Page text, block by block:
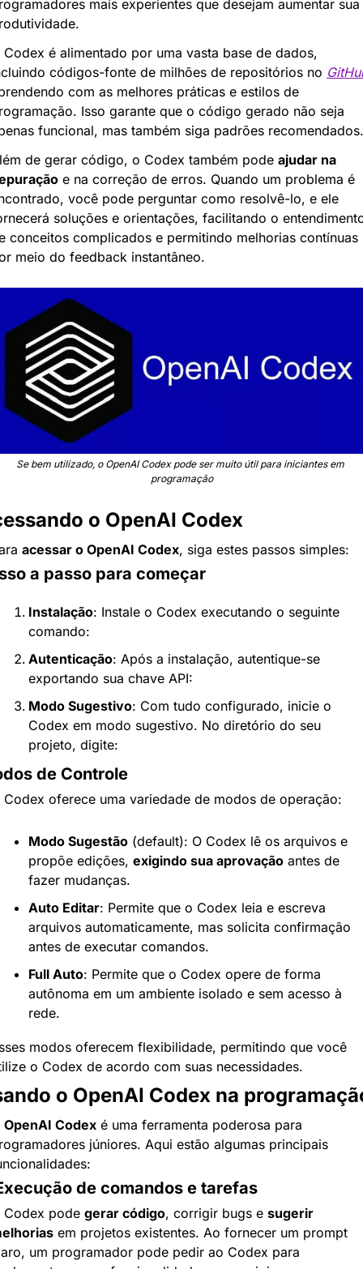
mais experientes que desejam aumentar sua
Codex é alimentado por uma vasta base de dados,
códigos-fonte de milhões de repositórios no
com as melhores práticas e estilos de
Isso garante que o código gerado não seja
funcional, mas também siga padrões recomendados.
de gerar código, o Codex também pode ajudar na
e na correção de erros. Quando um problema é
você pode perguntar como resolvê-lo, e ele
soluções e orientações, facilitando o
conceitos complicados e permitindo melhorias contínuas
meio do feedback instantâneo.
Se bem utilizado, o OpenAI Codex pode ser muito útil para iniciantes em
programação
o OpenAI Codex
acessar o OpenAI Codex, siga estes passos simples:
a passo para começar
Instalação: Instale o Codex executando o seguinte
comando:
Autenticação: Após a instalação, autentique-se
exportando sua chave API:
Modo Sugestivo: Com tudo configurado, inicie o
Codex em modo sugestivo. No diretório do seu
projeto, digite:
de Controle
Codex oferece uma variedade de modos de operação:
Modo Sugestão (default): O Codex lê os arquivos e
propõe edições, exigindo sua aprovação antes de
fazer mudanças.
Auto Editar: Permite que o Codex leia e escreva
arquivos automaticamente, mas solicita confirmação
antes de executar comandos.
Full Auto: Permite que o Codex opere de forma
autônoma em um ambiente isolado e sem acesso à
rede.
modos oferecem flexibilidade, permitindo que você
o Codex de acordo com suas necessidades.
o OpenAI Codex na
OpenAI Codex é uma ferramenta poderosa para
júniores. Aqui estão algumas principais
de comandos e tarefas
Codex pode gerar código, corrigir bugs e sugerir
em projetos existentes. Ao fornecer um prompt
um programador pode pedir ao Codex para